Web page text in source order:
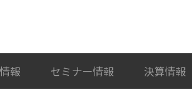
報 セミナー情報 決算情報